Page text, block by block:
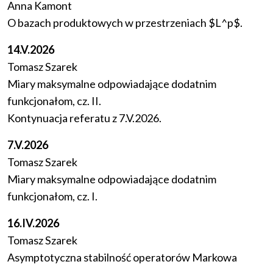
Anna Kamont
O bazach produktowych w przestrzeniach $L^p$.
14.V.2026
Tomasz Szarek
Miary maksymalne odpowiadające dodatnim
funkcjonałom, cz. II.
Kontynuacja referatu z 7.V.2026.
7.V.2026
Tomasz Szarek
Miary maksymalne odpowiadające dodatnim
funkcjonałom, cz. I.
16.IV.2026
Tomasz Szarek
Asymptotyczna stabilność operatorów Markowa